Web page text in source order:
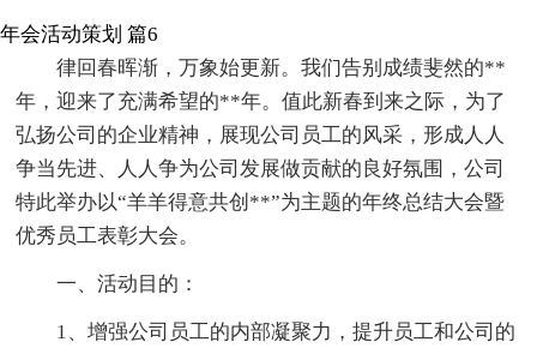
年会活动策划 篇6
律回春晖渐，万象始更新。我们告别成绩斐然的**
年，迎来了充满希望的**年。值此新春到来之际，为了
弘扬公司的企业精神，展现公司员工的风采，形成人人
争当先进、人人争为公司发展做贡献的良好氛围，公司
特此举办以“羊羊得意共创**”为主题的年终总结大会暨
优秀员工表彰大会。
一、活动目的：
1、增强公司员工的内部凝聚力，提升员工和公司的